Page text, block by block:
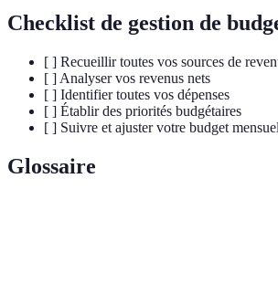
Checklist de gestion de
[ ] Recueillir toutes vos sources de
[ ] Analyser vos revenus nets
[ ] Identifier toutes vos dépenses
[ ] Établir des priorités budgétaires
[ ] Suivre et ajuster votre budget
Glossaire